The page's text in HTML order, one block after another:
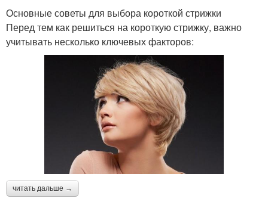
Основные советы для выбора короткой стрижки
Перед тем как решиться на короткую стрижку, важно
учитывать несколько ключевых факторов:
читать дальше →